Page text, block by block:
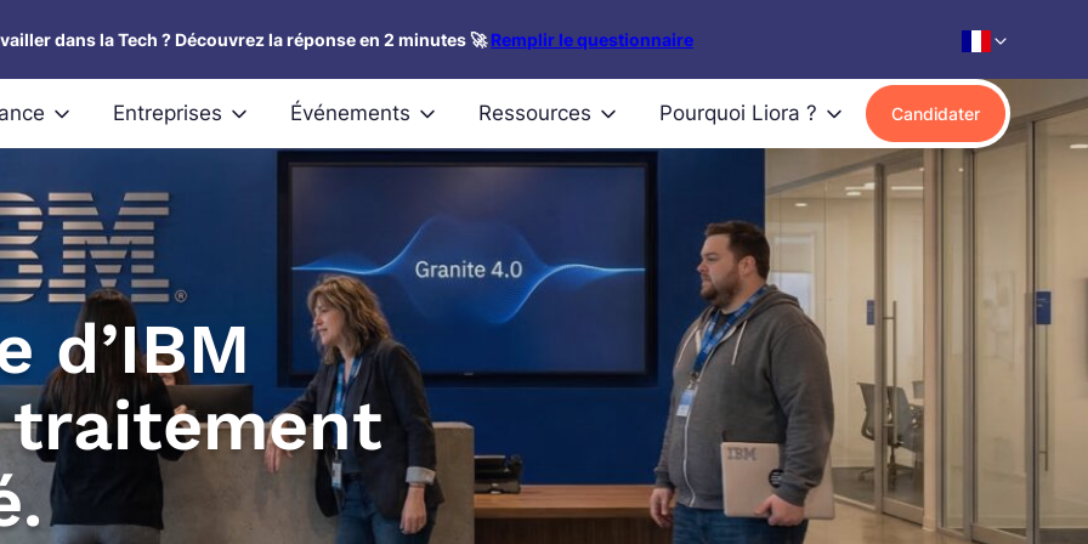
dans la Tech ? Découvrez la réponse en 2 minutes 🚀Remplir le questionnaire
Entreprises Événements Ressources Pourquoi Liora ? Candidater
d’IBM